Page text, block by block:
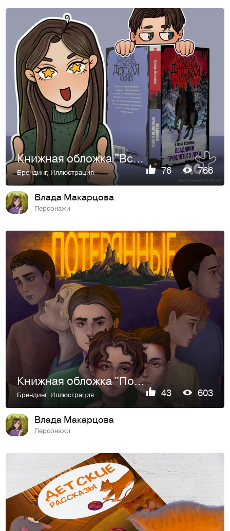
Книжная обложка "Всадники проклятого леса"
Брендинг, Иллюстрация 76 766
Влада Макарцова
Персонажи
Книжная обложка "Потерянные"
Брендинг, Иллюстрация 43 603
Влада Макарцова
Персонажи